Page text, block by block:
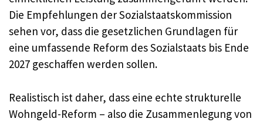
Die Empfehlungen der Sozialstaatskommission
sehen vor, dass die gesetzlichen Grundlagen für
eine umfassende Reform des Sozialstaats bis Ende
2027 geschaffen werden sollen.
Realistisch ist daher, dass eine echte strukturelle
Wohngeld-Reform – also die Zusammenlegung von